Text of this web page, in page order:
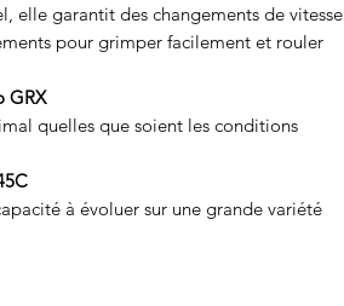
elle garantit des changements de vitesse
pour grimper facilement et rouler
GRX
quelles que soient les conditions
à évoluer sur une grande variété